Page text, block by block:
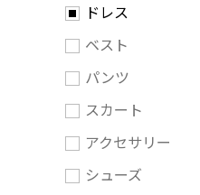
ドレス
ベスト
パンツ
スカート
アクセサリー
シューズ